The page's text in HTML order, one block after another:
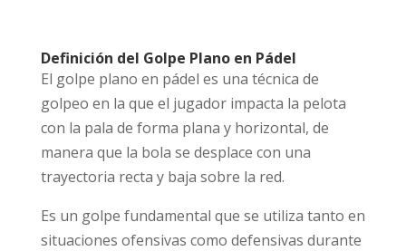
Definición del Golpe Plano en Pádel
El golpe plano en pádel es una técnica de
golpeo en la que el jugador impacta la pelota
con la pala de forma plana y horizontal, de
manera que la bola se desplace con una
trayectoria recta y baja sobre la red.
Es un golpe fundamental que se utiliza tanto en
situaciones ofensivas como defensivas durante